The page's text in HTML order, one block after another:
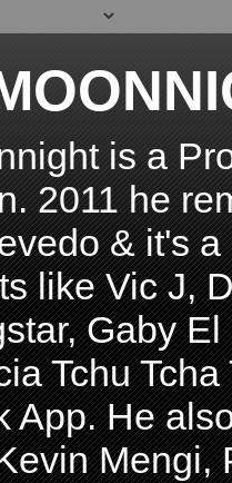
is a
2011 he
& it's
like Vic J,
Gaby
Tchu
App. He
Mengi,